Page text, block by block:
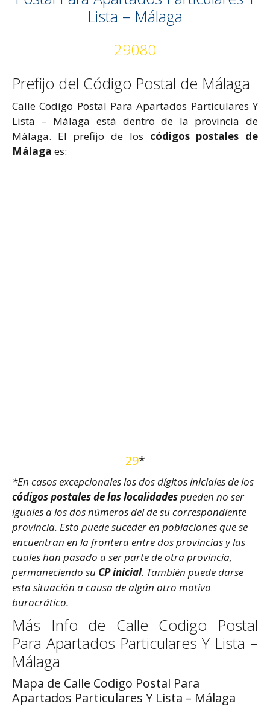
Lista – Málaga
29080
Prefijo del Código Postal de Málaga
Calle Codigo Postal Para Apartados Particulares Y
Lista – Málaga está dentro de la provincia de
Málaga. El prefijo de los códigos postales de
Málaga es:
29*
*En casos excepcionales los dos dígitos iniciales de los
códigos postales de las localidadespueden no ser
iguales a los dos números del de su correspondiente
provincia. Esto puede suceder en poblaciones que se
encuentran en la frontera entre dos provincias y las
cuales han pasado a ser parte de otra provincia,
permaneciendo su CP inicial. También puede darse
esta situación a causa de algún otro motivo
burocrático.
Más Info de Calle Codigo Postal
Para Apartados Particulares Y Lista –
Málaga
Mapa de Calle Codigo Postal Para
Apartados Particulares Y Lista – Málaga